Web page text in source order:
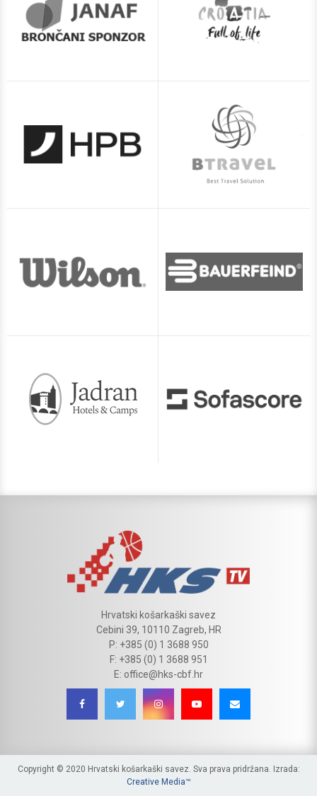
Hrvatski košarkaški savez
Cebini 39, 10110 Zagreb, HR
P: +385 (0) 1 3688 950
F: +385 (0) 1 3688 951
E: office@hks-cbf.hr
Copyright © 2020 Hrvatski košarkaški savez. Sva prava pridržana. Izrada:
Creative Media™